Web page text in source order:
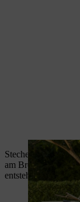
Stechen Sie nun
am Brett, Schlauch
entsteht Stück für